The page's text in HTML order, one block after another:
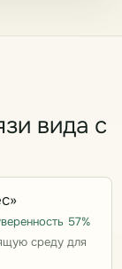
вида с
57%
среду для